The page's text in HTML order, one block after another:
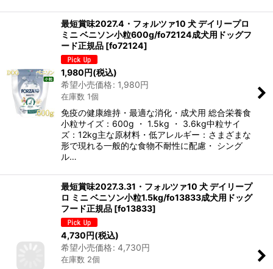
最短賞味2027.4・フォルツァ10 犬 デイリープロ
ミニ ベニソン小粒600g/fo72124成犬用ドッグフ
ード正規品 [fo72124]
1,980円(税込)
希望小売価格: 1,980円
在庫数 1個
免疫の健康維持・最適な消化・成犬用 総合栄養食
小粒サイズ：600g ・ 1.5kg ・ 3.6kg中粒サイ
ズ：12kg主な原材料・低アレルギー：さまざまな
形で現れる一般的な食物不耐性に配慮・ シング
ル…
最短賞味2027.3.31・フォルツァ10 犬 デイリープ
ロ ミニ ベニソン小粒1.5kg/fo13833成犬用ドッグ
フード正規品 [fo13833]
4,730円(税込)
希望小売価格: 4,730円
在庫数 2個